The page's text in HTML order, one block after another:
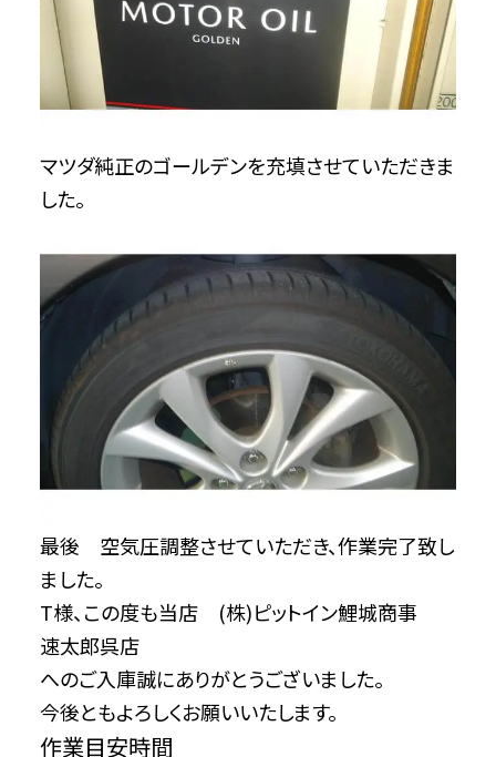
マツダ純正のゴールデンを充填させていただきま
した。
最後 空気圧調整させていただき、作業完了致し
ました。
T様、この度も当店 (株)ピットイン鯉城商事
速太郎呉店
へのご入庫誠にありがとうございました。
今後ともよろしくお願いいたします。
作業目安時間